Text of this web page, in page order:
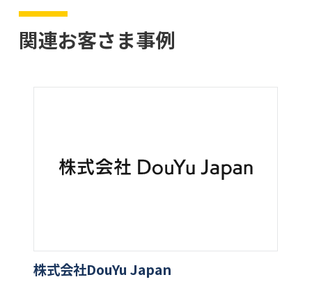
関連お客さま事例
株式会社DouYu Japan